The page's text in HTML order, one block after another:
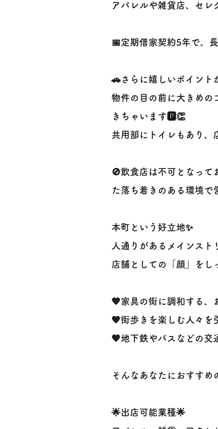
アパレルや雑貨店、セレ
📅定期借家契約5年で、
🚗さらに嬉しいポイント
物件の目の前に大きめの
きちゃいます🅿️👏
共用部にトイレもあり、
🚫飲食店は不可となって
た落ち着きのある環境で
本町という好立地✨
人通りがあるメインスト
店舗としての「顔」をし
🧡家具の街に調和する、
🧡街歩きを楽しむ人々を
🧡地下鉄やバスなどの交
そんなあなたにおすすめ
🌟出店可能業種🌟